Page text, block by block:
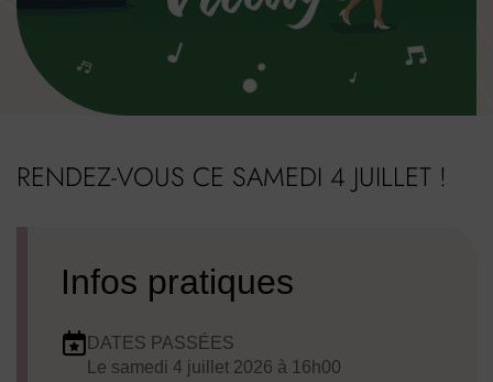
RENDEZ-VOUS CE SAMEDI 4 JUILLET !
Infos pratiques
Dates de planification
DATES PASSÉES
Le samedi 4 juillet 2026 à 16h00